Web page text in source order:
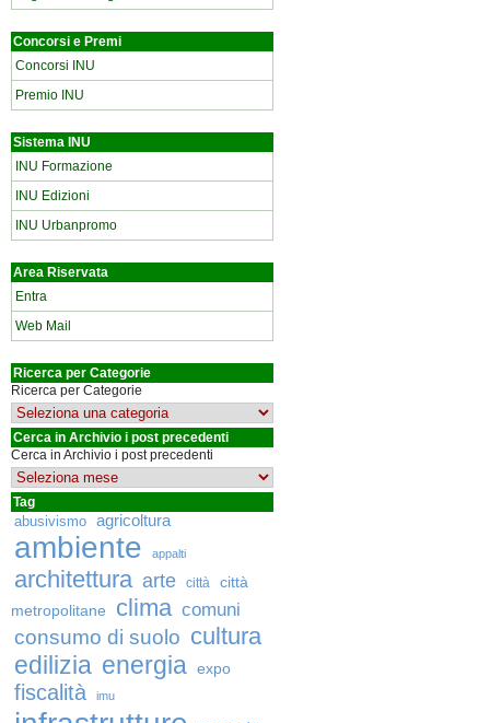
Concorsi e Premi
Concorsi INU
Premio INU
Sistema INU
INU Formazione
INU Edizioni
INU Urbanpromo
Area Riservata
Entra
Web Mail
Ricerca per Categorie
Ricerca per Categorie
Cerca in Archivio i post precedenti
Cerca in Archivio i post precedenti
Tag
abusivismo agricoltura
ambiente appalti
architettura arte città
città
metropolitane
clima comuni
consumo di suolo cultura
edilizia energia expo
fiscalità imu